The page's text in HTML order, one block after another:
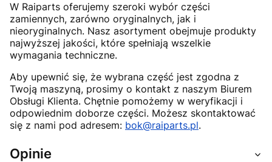
W Raiparts oferujemy szeroki wybór części
zamiennych, zarówno oryginalnych, jak i
nieoryginalnych. Nasz asortyment obejmuje produkty
najwyższej jakości, które spełniają wszelkie
wymagania techniczne.
Aby upewnić się, że wybrana część jest zgodna z
Twoją maszyną, prosimy o kontakt z naszym Biurem
Obsługi Klienta. Chętnie pomożemy w weryfikacji i
odpowiednim doborze części. Możesz skontaktować
się z nami pod adresem: bok@raiparts.pl.
Opinie